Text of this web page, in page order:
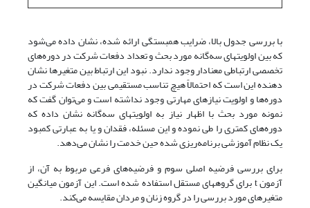
با بررسی جدول بالا، ضرایب همبستگی ارائه شده، نشان داده می‌شود
که بین اولویتهای سه‌گانه مورد بحث و تعداد دفعات شرکت در دوره‌های
تخصصی ارتباطی معنادار وجود ندارد. نبود این ارتباط بین متغیرها نشان
دهنده این است که احتمالاً هیچ تناسب مستقیمی بین دفعات شرکت در
دوره‌ها و اولویت نیازهای مهارتی وجود نداشته است و می‌توان گفت که
نمونه مورد بحث با اظهار نیاز به اولویتهای سه‌گانه نشان داده که
دوره‌های کمتری را طی نموده و این مسئله، فقدان و یا به عبارتی کمبود
یک نظام آموزشی برنامه‌ریزی شده حین خدمت را نشان می‌دهد.
برای بررسی فرضیه اصلی سوم و فرضیه‌های فرعی مربوط به آن، از
آزمون t برای گروههای مستقل استفاده شده است. این آزمون میانگین
متغیرهای مورد بررسی را در گروه زنان و مردان مقایسه می‌کند.